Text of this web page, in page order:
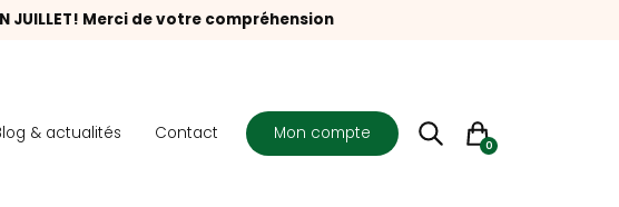
EN JUILLET! Merci de votre compréhension
& actualités Contact Mon compte
0